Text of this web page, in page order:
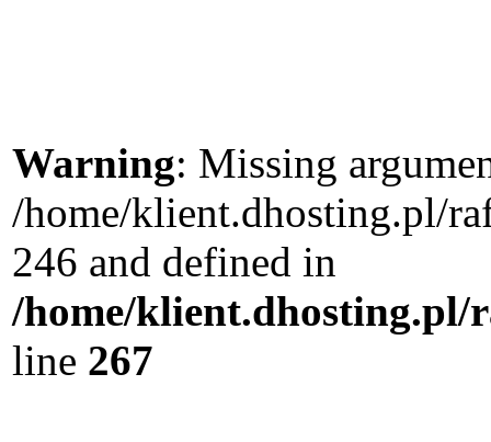
Warning: Missing
/home/klient.dhosting.pl/
246 and defined in
/home/klient.dhosting.pl/
line 267